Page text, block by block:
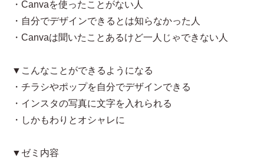
・Canvaを使ったことがない人
・自分でデザインできるとは知らなかった人
・Canvaは聞いたことあるけど一人じゃできない人
▼こんなことができるようになる
・チラシやポップを自分でデザインできる
・インスタの写真に文字を入れられる
・しかもわりとオシャレに
▼ゼミ内容